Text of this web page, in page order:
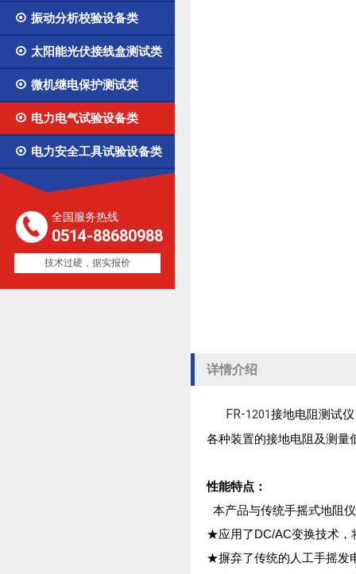
 振动分析校验设备类
 太阳能光伏接线盒测试类
 微机继电保护测试类
 电力电气试验设备类
 电力安全工具试验设备类
全国服务热线
0514-88680988
技术过硬，据实报价
详情介绍
FR-1201接地电阻测试
各种装置的接地电阻及测量
性能特点：
本产品与传统手摇式地阻
★应用了DC/AC变换技术，
★摒弃了传统的人工手摇发